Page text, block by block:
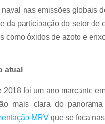
naval nas emissões globais
da participação do setor de
como óxidos de azoto e
atual
2018 foi um ano marcante
mais clara do
MRV que se foca